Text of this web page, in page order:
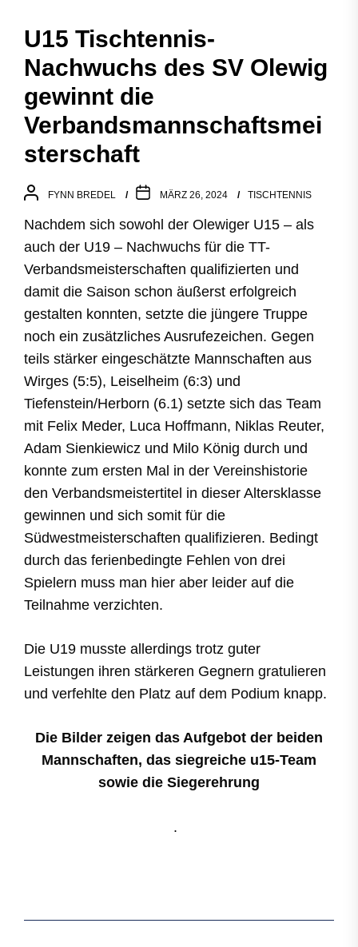
U15 Tischtennis-
Nachwuchs des SV Olewig
gewinnt die
Verbandsmannschaftsmei
sterschaft
FYNN BREDEL MÄRZ 26, 2024 TISCHTENNIS
Nachdem sich sowohl der Olewiger U15 – als
auch der U19 – Nachwuchs für die TT-
Verbandsmeisterschaften qualifizierten und
damit die Saison schon äußerst erfolgreich
gestalten konnten, setzte die jüngere Truppe
noch ein zusätzliches Ausrufezeichen. Gegen
teils stärker eingeschätzte Mannschaften aus
Wirges (5:5), Leiselheim (6:3) und
Tiefenstein/Herborn (6.1) setzte sich das Team
mit Felix Meder, Luca Hoffmann, Niklas Reuter,
Adam Sienkiewicz und Milo König durch und
konnte zum ersten Mal in der Vereinshistorie
den Verbandsmeistertitel in dieser Altersklasse
gewinnen und sich somit für die
Südwestmeisterschaften qualifizieren. Bedingt
durch das ferienbedingte Fehlen von drei
Spielern muss man hier aber leider auf die
Teilnahme verzichten.
Die U19 musste allerdings trotz guter
Leistungen ihren stärkeren Gegnern gratulieren
und verfehlte den Platz auf dem Podium knapp.
Die Bilder zeigen das Aufgebot der beiden
Mannschaften, das siegreiche u15-Team
sowie die Siegerehrung
.